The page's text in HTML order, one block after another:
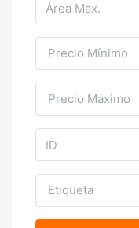
Precio Mínimo
Precio Máximo
Etiqueta